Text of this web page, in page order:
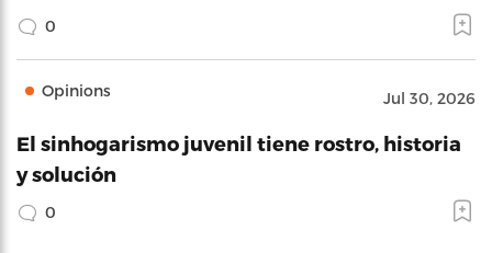
0
Opinions Jul 30, 2026
El sinhogarismo juvenil tiene rostro, historia
y solución
0